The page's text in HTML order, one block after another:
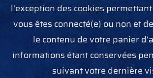
l'exception des cookies
vous êtes connecté(e) ou non et
le contenu de votre panier
informations étant conservées
suivant votre dernière